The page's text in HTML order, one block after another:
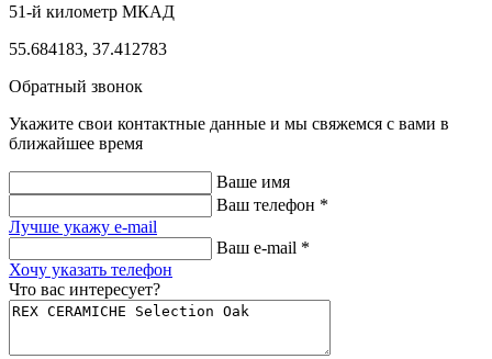
51-й километр МКАД
55.684183, 37.412783
Обратный звонок
Укажите свои контактные данные и мы свяжемся с вами в
ближайшее время
Ваше имя
Ваш телефон *
Лучше укажу e-mail
Ваш e-mail *
Хочу указать телефон
Что вас интересует?